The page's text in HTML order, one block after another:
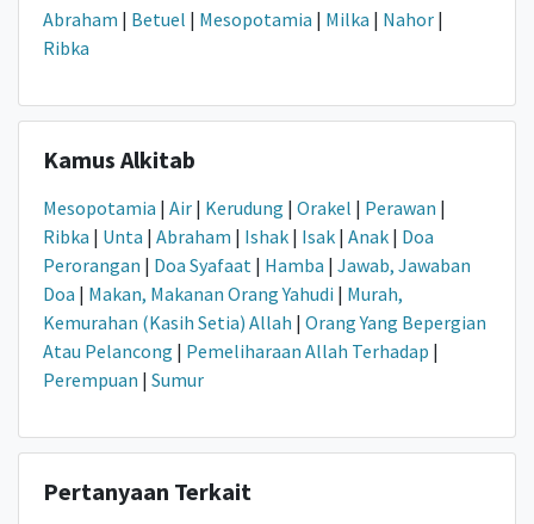
Abraham | Betuel | Mesopotamia | Milka | Nahor |
Ribka
Kamus Alkitab
Mesopotamia | Air | Kerudung | Orakel | Perawan |
Ribka | Unta | Abraham | Ishak | Isak | Anak | Doa
Perorangan | Doa Syafaat | Hamba | Jawab, Jawaban
Doa | Makan, Makanan Orang Yahudi | Murah,
Kemurahan (Kasih Setia) Allah | Orang Yang Bepergian
Atau Pelancong | Pemeliharaan Allah Terhadap |
Perempuan | Sumur
Pertanyaan Terkait